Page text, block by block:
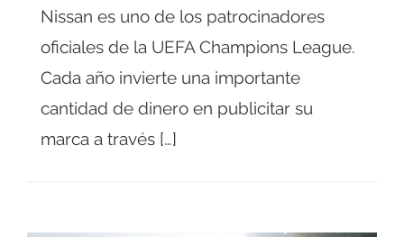
Nissan es uno de los patrocinadores
oficiales de la UEFA Champions League.
Cada año invierte una importante
cantidad de dinero en publicitar su
marca a través […]